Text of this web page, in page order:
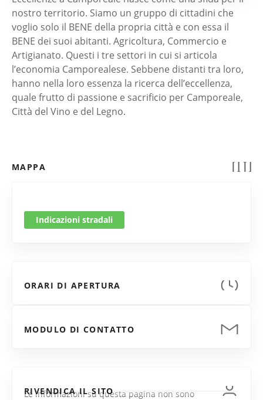
nostro territorio. Siamo un gruppo di cittadini che
voglio solo il BENE della propria città e con essa il
BENE dei suoi abitanti. Agricoltura, Commercio e
Artigianato. Questi i tre settori in cui si articola
l’economia Camporealese. Sebbene distanti tra loro,
hanno nella loro essenza la ricerca dell’eccellenza,
quale frutto di passione e sacrificio per Camporeale,
Città del Vino e del Legno.
MAPPA
Indicazioni stradali
ORARI DI APERTURA
MODULO DI CONTATTO
RIVENDICA IL SITO
Le informazioni su questa pagina non sono